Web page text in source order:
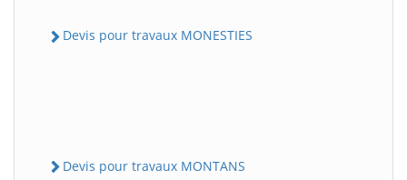
Devis pour travaux MONESTIES
Devis pour travaux MONTANS